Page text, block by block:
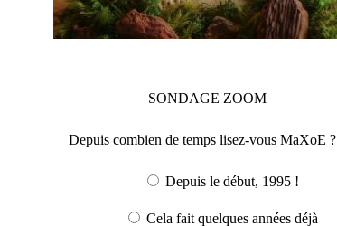
SONDAGE ZOOM
Depuis combien de temps lisez-vous MaXoE ?
Depuis le début, 1995 !
Cela fait quelques années déjà